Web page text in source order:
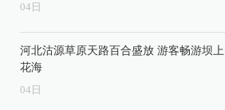
04 日
河北沽源草原天路百合盛放 游客畅游坝上
花海
04 日